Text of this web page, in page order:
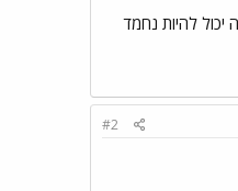
יכול להיות נחמד
#2